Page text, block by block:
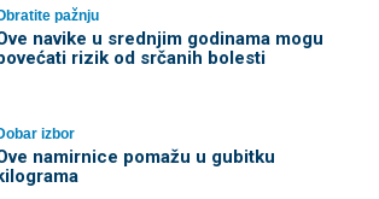
pažnju
navike u srednjim godinama mogu
rizik od srčanih bolesti
izbor
namirnice pomažu u gubitku